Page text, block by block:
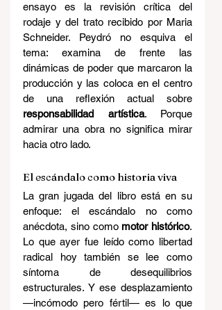
ensayo es la revisión crítica del
rodaje y del trato recibido por Maria
Schneider. Peydró no esquiva el
tema: examina de frente las
dinámicas de poder que marcaron la
producción y las coloca en el centro
responsabilidad artística. Porque
admirar una obra no significa mirar
hacia otro lado.
El escándalo como historia viva
La gran jugada del libro está en su
enfoque: el escándalo no como
anécdota, sino como motor histórico.
Lo que ayer fue leído como libertad
radical hoy también se lee como
síntoma de desequilibrios
estructurales. Y ese desplazamiento
—incómodo pero fértil— es lo que